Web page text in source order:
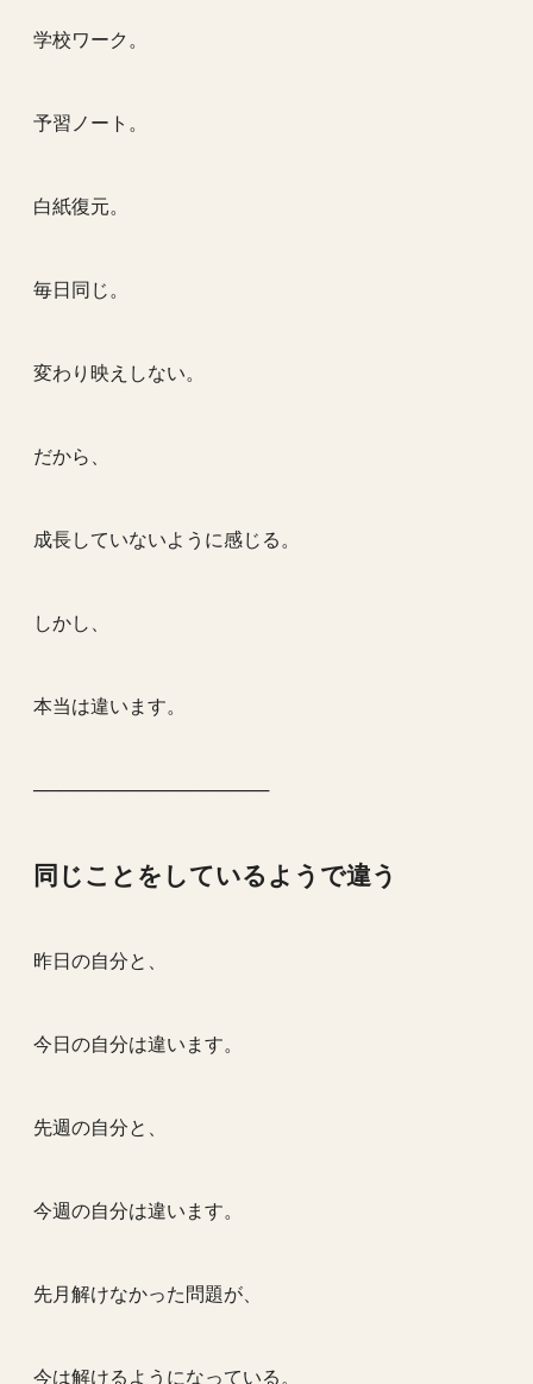
学校ワーク。
予習ノート。
白紙復元。
毎日同じ。
変わり映えしない。
だから、
成長していないように感じる。
しかし、
本当は違います。
──────────────────
同じことをしているようで違う
昨日の自分と、
今日の自分は違います。
先週の自分と、
今週の自分は違います。
先月解けなかった問題が、
今は解けるようになっている。